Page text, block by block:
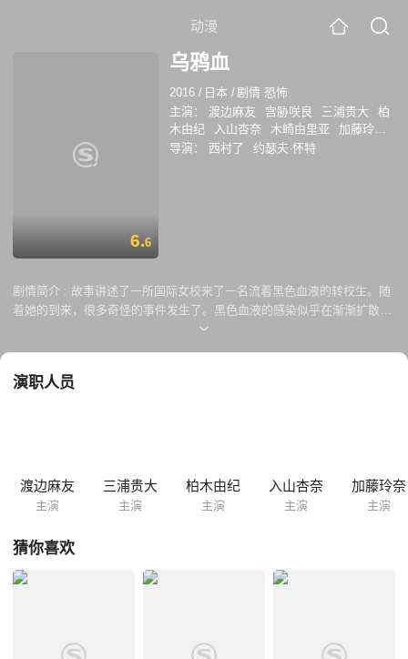
动漫
6.6
乌鸦血
2016 / 日本 /剧情 恐怖
主演：
渡边麻友 宫胁咲良 三浦贵大
柏
木由纪
入山杏奈 木崎由里亚
加藤玲奈
向井地美音
横山由依 松井珠理奈
导演： 西村了 约瑟夫·怀特
剧情简介 : 故事讲述了一所国际女校来了一名流着黑色血液的转校生。随
着她的到来，很多奇怪的事件发生了。黑色血液的感染似乎在渐渐扩散，
为什么她的血液是黑色的？她到底是谁？黑色的谜团正在向一群女高中生
演职人员
渡边麻友
主演
三浦贵大
主演
柏木由纪
主演
入山杏奈
主演
加藤玲奈
主演
猜你喜欢